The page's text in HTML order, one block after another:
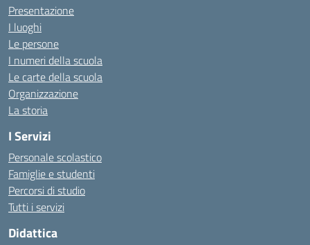
Presentazione
I luoghi
Le persone
I numeri della scuola
Le carte della scuola
Organizzazione
La storia
I Servizi
Personale scolastico
Famiglie e studenti
Percorsi di studio
Tutti i servizi
Didattica